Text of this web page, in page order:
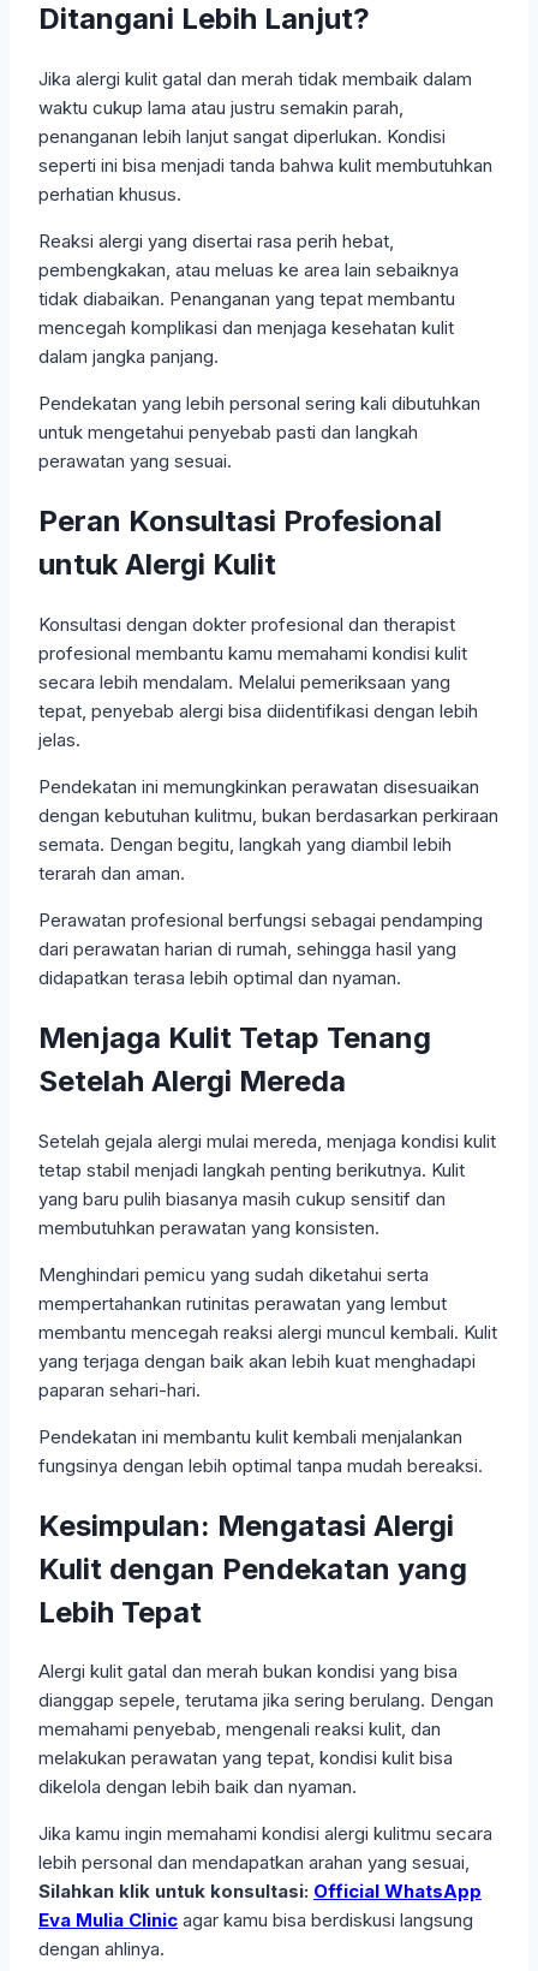
Ditangani Lebih Lanjut?
Jika alergi kulit gatal dan merah tidak membaik dalam
waktu cukup lama atau justru semakin parah,
penanganan lebih lanjut sangat diperlukan. Kondisi
seperti ini bisa menjadi tanda bahwa kulit membutuhkan
perhatian khusus.
Reaksi alergi yang disertai rasa perih hebat,
pembengkakan, atau meluas ke area lain sebaiknya
tidak diabaikan. Penanganan yang tepat membantu
mencegah komplikasi dan menjaga kesehatan kulit
dalam jangka panjang.
Pendekatan yang lebih personal sering kali dibutuhkan
untuk mengetahui penyebab pasti dan langkah
perawatan yang sesuai.
Peran Konsultasi Profesional
untuk Alergi Kulit
Konsultasi dengan dokter profesional dan therapist
profesional membantu kamu memahami kondisi kulit
secara lebih mendalam. Melalui pemeriksaan yang
tepat, penyebab alergi bisa diidentifikasi dengan lebih
jelas.
Pendekatan ini memungkinkan perawatan disesuaikan
dengan kebutuhan kulitmu, bukan berdasarkan perkiraan
semata. Dengan begitu, langkah yang diambil lebih
terarah dan aman.
Perawatan profesional berfungsi sebagai pendamping
dari perawatan harian di rumah, sehingga hasil yang
didapatkan terasa lebih optimal dan nyaman.
Menjaga Kulit Tetap Tenang
Setelah Alergi Mereda
Setelah gejala alergi mulai mereda, menjaga kondisi kulit
tetap stabil menjadi langkah penting berikutnya. Kulit
yang baru pulih biasanya masih cukup sensitif dan
membutuhkan perawatan yang konsisten.
Menghindari pemicu yang sudah diketahui serta
mempertahankan rutinitas perawatan yang lembut
membantu mencegah reaksi alergi muncul kembali. Kulit
yang terjaga dengan baik akan lebih kuat menghadapi
paparan sehari-hari.
Pendekatan ini membantu kulit kembali menjalankan
fungsinya dengan lebih optimal tanpa mudah bereaksi.
Kesimpulan: Mengatasi Alergi
Kulit dengan Pendekatan yang
Lebih Tepat
Alergi kulit gatal dan merah bukan kondisi yang bisa
dianggap sepele, terutama jika sering berulang. Dengan
memahami penyebab, mengenali reaksi kulit, dan
melakukan perawatan yang tepat, kondisi kulit bisa
dikelola dengan lebih baik dan nyaman.
Jika kamu ingin memahami kondisi alergi kulitmu secara
lebih personal dan mendapatkan arahan yang sesuai,
Silahkan klik untuk konsultasi: Official WhatsApp
Eva Mulia Clinic agar kamu bisa berdiskusi langsung
dengan ahlinya.